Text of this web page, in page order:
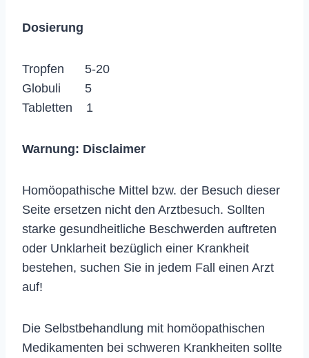
Dosierung
Tropfen 5-20
Globuli 5
Tabletten 1
Warnung: Disclaimer
Homöopathische Mittel bzw. der Besuch dieser
Seite ersetzen nicht den Arztbesuch. Sollten
starke gesundheitliche Beschwerden auftreten
oder Unklarheit bezüglich einer Krankheit
bestehen, suchen Sie in jedem Fall einen Arzt
auf!
Die Selbstbehandlung mit homöopathischen
Medikamenten bei schweren Krankheiten sollte